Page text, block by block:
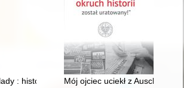
: historia bednarzy, potomków Christopha
Mój ojciec uciekł z Auschwitz